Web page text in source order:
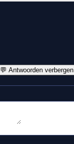
💬 Antwoorden verbergen